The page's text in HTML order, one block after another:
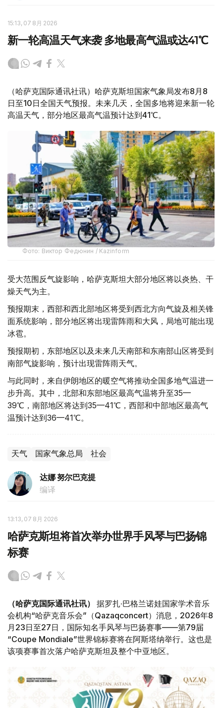
15:13, 07 8月 2026
新一轮高温天气来袭 多地最高气温或达41℃
（哈萨克国际通讯社讯）哈萨克斯坦国家气象局发布8月8
日至10日全国天气预报。未来几天，全国多地将迎来新一轮
高温天气，部分地区最高气温预计达到41℃。
Фото: Виктор Федюнин / Kazinform
受大范围反气旋影响，哈萨克斯坦大部分地区将以炎热、干
燥天气为主。
预报期末，西部和西北部地区将受到西北方向气旋及相关锋
面系统影响，部分地区将出现雷阵雨和大风，局地可能出现
冰雹。
预报期初，东部地区以及未来几天南部和东南部山区将受到
南部气旋影响，预计出现雷阵雨天气。
与此同时，来自伊朗地区的暖空气将推动全国多地气温进一
步升高。其中，北部和东部地区最高气温将升至35—
39℃，南部地区将达到35—41℃，西部和中部地区最高气
温预计达到36—41℃。
天气 国家气象总局 社会
达娜 努尔巴克提
编译
13:13, 07 8月 2026
哈萨克斯坦将首次举办世界手风琴与巴扬锦
标赛
（哈萨克国际通讯社讯）
据罗扎·巴格兰诺娃国家学术音乐
会机构“哈萨克音乐会”（Qazaqconcert）消息，2026年8
月23日至27日，国际知名手风琴与巴扬赛事——第79届
“Coupe Mondiale”世界锦标赛将在阿斯塔纳举行。这也是
该项赛事首次落户哈萨克斯坦及整个中亚地区。